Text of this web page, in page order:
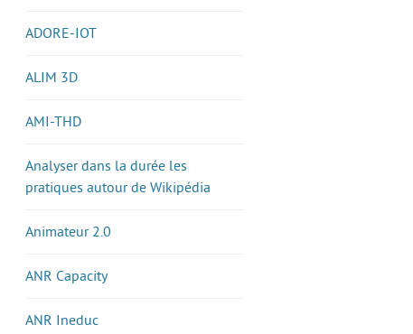
ADORE-IOT
ALIM 3D
AMI-THD
Analyser dans la durée les
pratiques autour de Wikipédia
Animateur 2.0
ANR Capacity
ANR Ineduc